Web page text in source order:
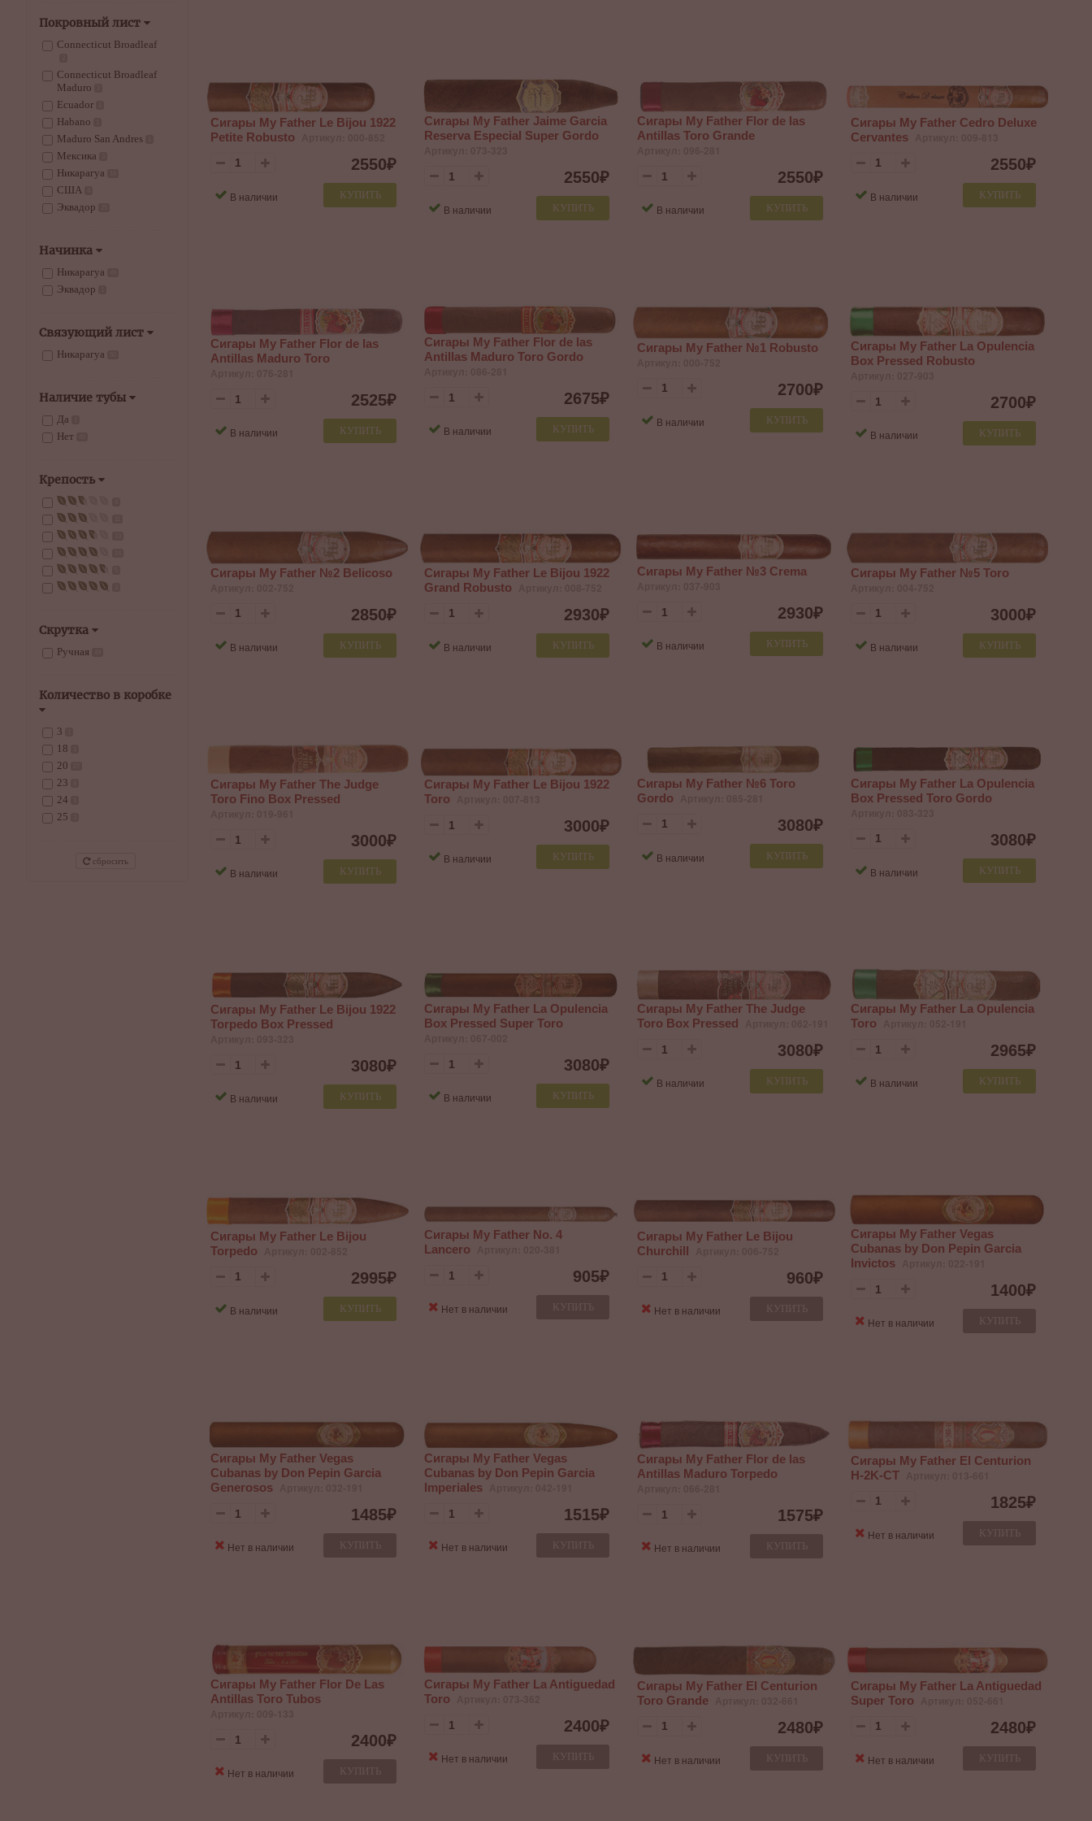
Покровный лист
Connecticut Broadleaf
Connecticut Broadleaf
Maduro
Ecuador
Habano
Maduro San Andres
Мексика
Никарагуа
США
Эквадор
Начинка
Никарагуа
Эквадор
Связующий лист
Никарагуа
Наличие тубы
Да
Нет
Крепость
Скрутка
Ручная
Количество в коробке
3
18
20
23
24
25
сбросить
Сигары My Father Le Bijou 1922
Petite Robusto
2550₽
КУПИТЬ
В наличии
Сигары My Father Jaime Garcia
Reserva Especial Super Gordo
2550₽
КУПИТЬ
В наличии
Сигары My Father Flor de las
Antillas Toro Grande
2550₽
КУПИТЬ
В наличии
Сигары My Father Cedro Deluxe
Cervantes
2550₽
КУПИТЬ
В наличии
Сигары My Father Flor de las
Antillas Maduro Toro
2525₽
КУПИТЬ
В наличии
Сигары My Father Flor de las
Antillas Maduro Toro Gordo
2675₽
КУПИТЬ
В наличии
Сигары My Father №1 Robusto
2700₽
КУПИТЬ
В наличии
Сигары My Father La Opulencia
Box Pressed Robusto
2700₽
КУПИТЬ
В наличии
Сигары My Father №2 Belicoso
2850₽
КУПИТЬ
В наличии
Сигары My Father Le Bijou 1922
Grand Robusto
2930₽
КУПИТЬ
В наличии
Сигары My Father №3 Crema
2930₽
КУПИТЬ
В наличии
Сигары My Father №5 Toro
3000₽
КУПИТЬ
В наличии
Сигары My Father The Judge
Toro Fino Box Pressed
3000₽
КУПИТЬ
В наличии
Сигары My Father Le Bijou 1922
Toro
3000₽
КУПИТЬ
В наличии
Сигары My Father №6 Toro
Gordo
3080₽
КУПИТЬ
В наличии
Сигары My Father La Opulencia
Box Pressed Toro Gordo
3080₽
КУПИТЬ
В наличии
Сигары My Father Le Bijou 1922
Torpedo Box Pressed
3080₽
КУПИТЬ
В наличии
Сигары My Father La Opulencia
Box Pressed Super Toro
3080₽
КУПИТЬ
В наличии
Сигары My Father The Judge
Toro Box Pressed
3080₽
КУПИТЬ
В наличии
Сигары My Father La Opulencia
Toro
2965₽
КУПИТЬ
В наличии
Сигары My Father Le Bijou
Torpedo
2995₽
КУПИТЬ
В наличии
Сигары My Father No. 4
Lancero
905₽
КУПИТЬ
Нет в наличии
Сигары My Father Le Bijou
Churchill
960₽
КУПИТЬ
Нет в наличии
Сигары My Father Vegas
Cubanas by Don Pepin Garcia
Invictos
1400₽
КУПИТЬ
Нет в наличии
Сигары My Father Vegas
Cubanas by Don Pepin Garcia
Generosos
1485₽
КУПИТЬ
Нет в наличии
Сигары My Father Vegas
Cubanas by Don Pepin Garcia
Imperiales
1515₽
КУПИТЬ
Нет в наличии
Сигары My Father Flor de las
Antillas Maduro Torpedo
1575₽
КУПИТЬ
Нет в наличии
Сигары My Father El Centurion
H-2K-CT
1825₽
КУПИТЬ
Нет в наличии
Сигары My Father Flor De Las
Antillas Toro Tubos
2400₽
КУПИТЬ
Нет в наличии
Сигары My Father La Antiguedad
Toro
2400₽
КУПИТЬ
Нет в наличии
Сигары My Father El Centurion
Toro Grande
2480₽
КУПИТЬ
Нет в наличии
Сигары My Father La Antiguedad
Super Toro
2480₽
КУПИТЬ
Нет в наличии